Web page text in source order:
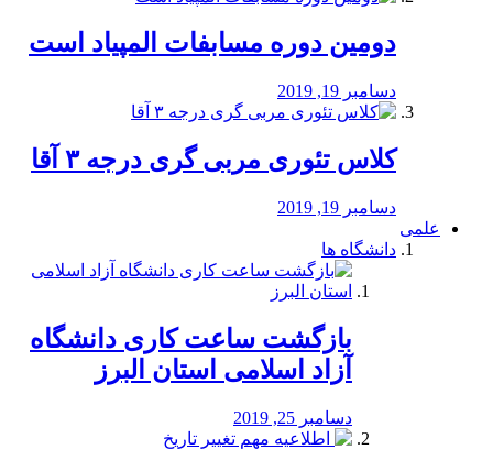
دومین دوره مسابفات المپیاد است
دسامبر 19, 2019
کلاس تئوری مربی گری درجه ۳ آقا
دسامبر 19, 2019
علمی
دانشگاه ها
بازگشت ساعت کاری دانشگاه
آزاد اسلامی استان البرز
دسامبر 25, 2019